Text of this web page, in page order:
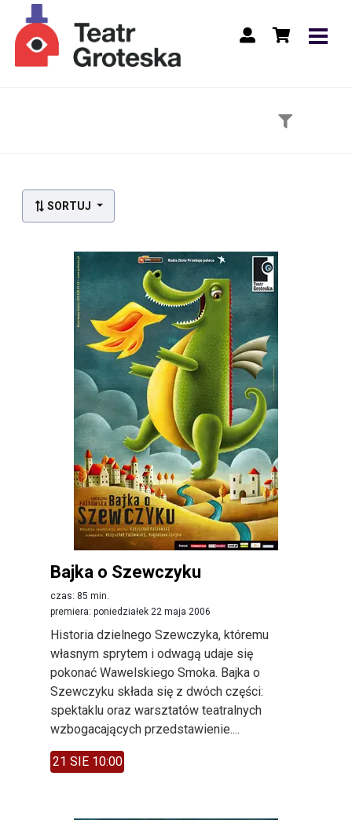
Lista wydarzeń:
SORTUJ
Bajka o Szewczyku
czas: 85 min.
premiera: poniedziałek 22 maja 2006
Historia dzielnego Szewczyka, któremu
własnym sprytem i odwagą udaje się
pokonać Wawelskiego Smoka. Bajka o
Szewczyku składa się z dwóch części:
spektaklu oraz warsztatów teatralnych
wzbogacających przedstawienie....
21 SIE 10:00